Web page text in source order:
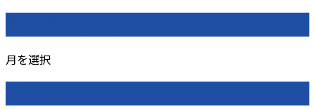
月を選択